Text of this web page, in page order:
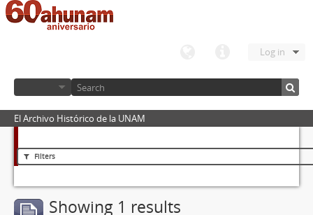
Log in
El Archivo Histórico de la UNAM
Filters
Showing 1 results